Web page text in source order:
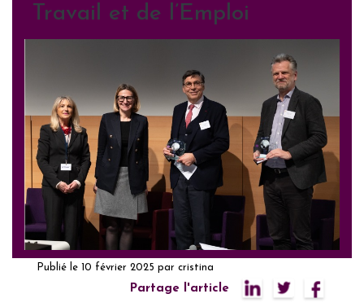
Travail et de l’Emploi
Publié le 10 février 2025 par cristina
Partage l'article